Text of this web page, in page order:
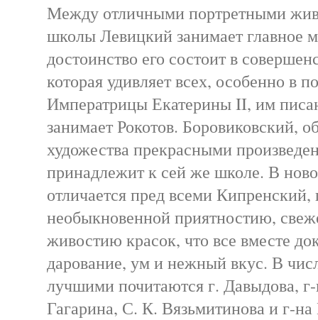
Между отличными портретными
школы Левицкий занимает главное
достоинство его состоит в
которая удивляет всех, особенно в
Императрицы Екатерины II, им
занимает Рокотов. Боровиковский,
художества прекрасными
принадлежит к сей же школе. В
отличается пред всеми
необыкновенной приятностию,
живостию красок, что все вместе
дарование, ум и нежный вкус. В
лучшими почитаются г. Давыдова, г-
Гагарина, С. К. Вязьмитинова и г-